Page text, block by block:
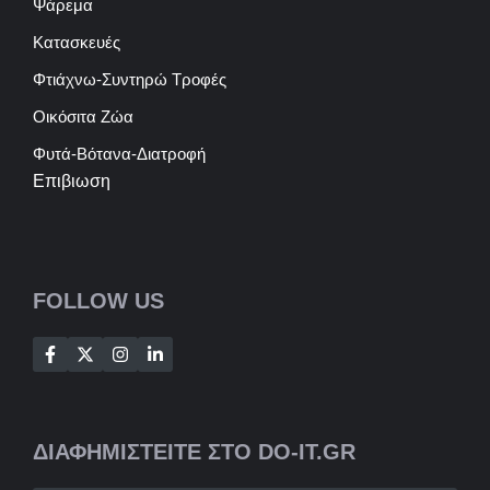
Ψάρεμα
Κατασκευές
Φτιάχνω-Συντηρώ Τροφές
Οικόσιτα Ζώα
Φυτά-Βότανα-Διατροφή
Επιβιωση
FOLLOW US
ΔΙΑΦΗΜΙΣΤΕΙΤΕ ΣΤΟ DO-IT.GR